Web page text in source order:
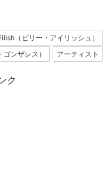
（ビリー・アイリッシュ）
ンザレス）
アーティスト
ク